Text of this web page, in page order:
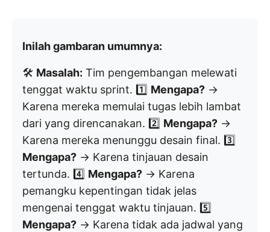
Inilah gambaran umumnya:
🛠️ Masalah: Tim pengembangan melewati
tenggat waktu sprint. 1️⃣ Mengapa? →
Karena mereka memulai tugas lebih lambat
dari yang direncanakan. 2️⃣ Mengapa? →
Karena mereka menunggu desain final. 3️⃣
Mengapa? → Karena tinjauan desain
tertunda. 4️⃣ Mengapa? → Karena
pemangku kepentingan tidak jelas
mengenai tenggat waktu tinjauan. 5️⃣
Mengapa? → Karena tidak ada jadwal yang